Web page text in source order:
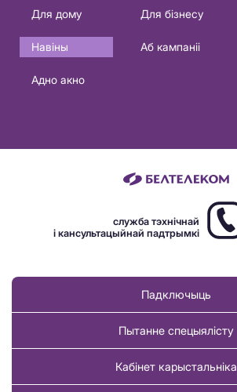
Основная
навигация
BE
Для дому Для бізнесу
Навіны
Аб кампаніі
Адно акно
служба тэхнічнай
і кансультацыйнай падтрымкі
Падключыць
Пытанне спецыялісту
Кабінет карыстальніка